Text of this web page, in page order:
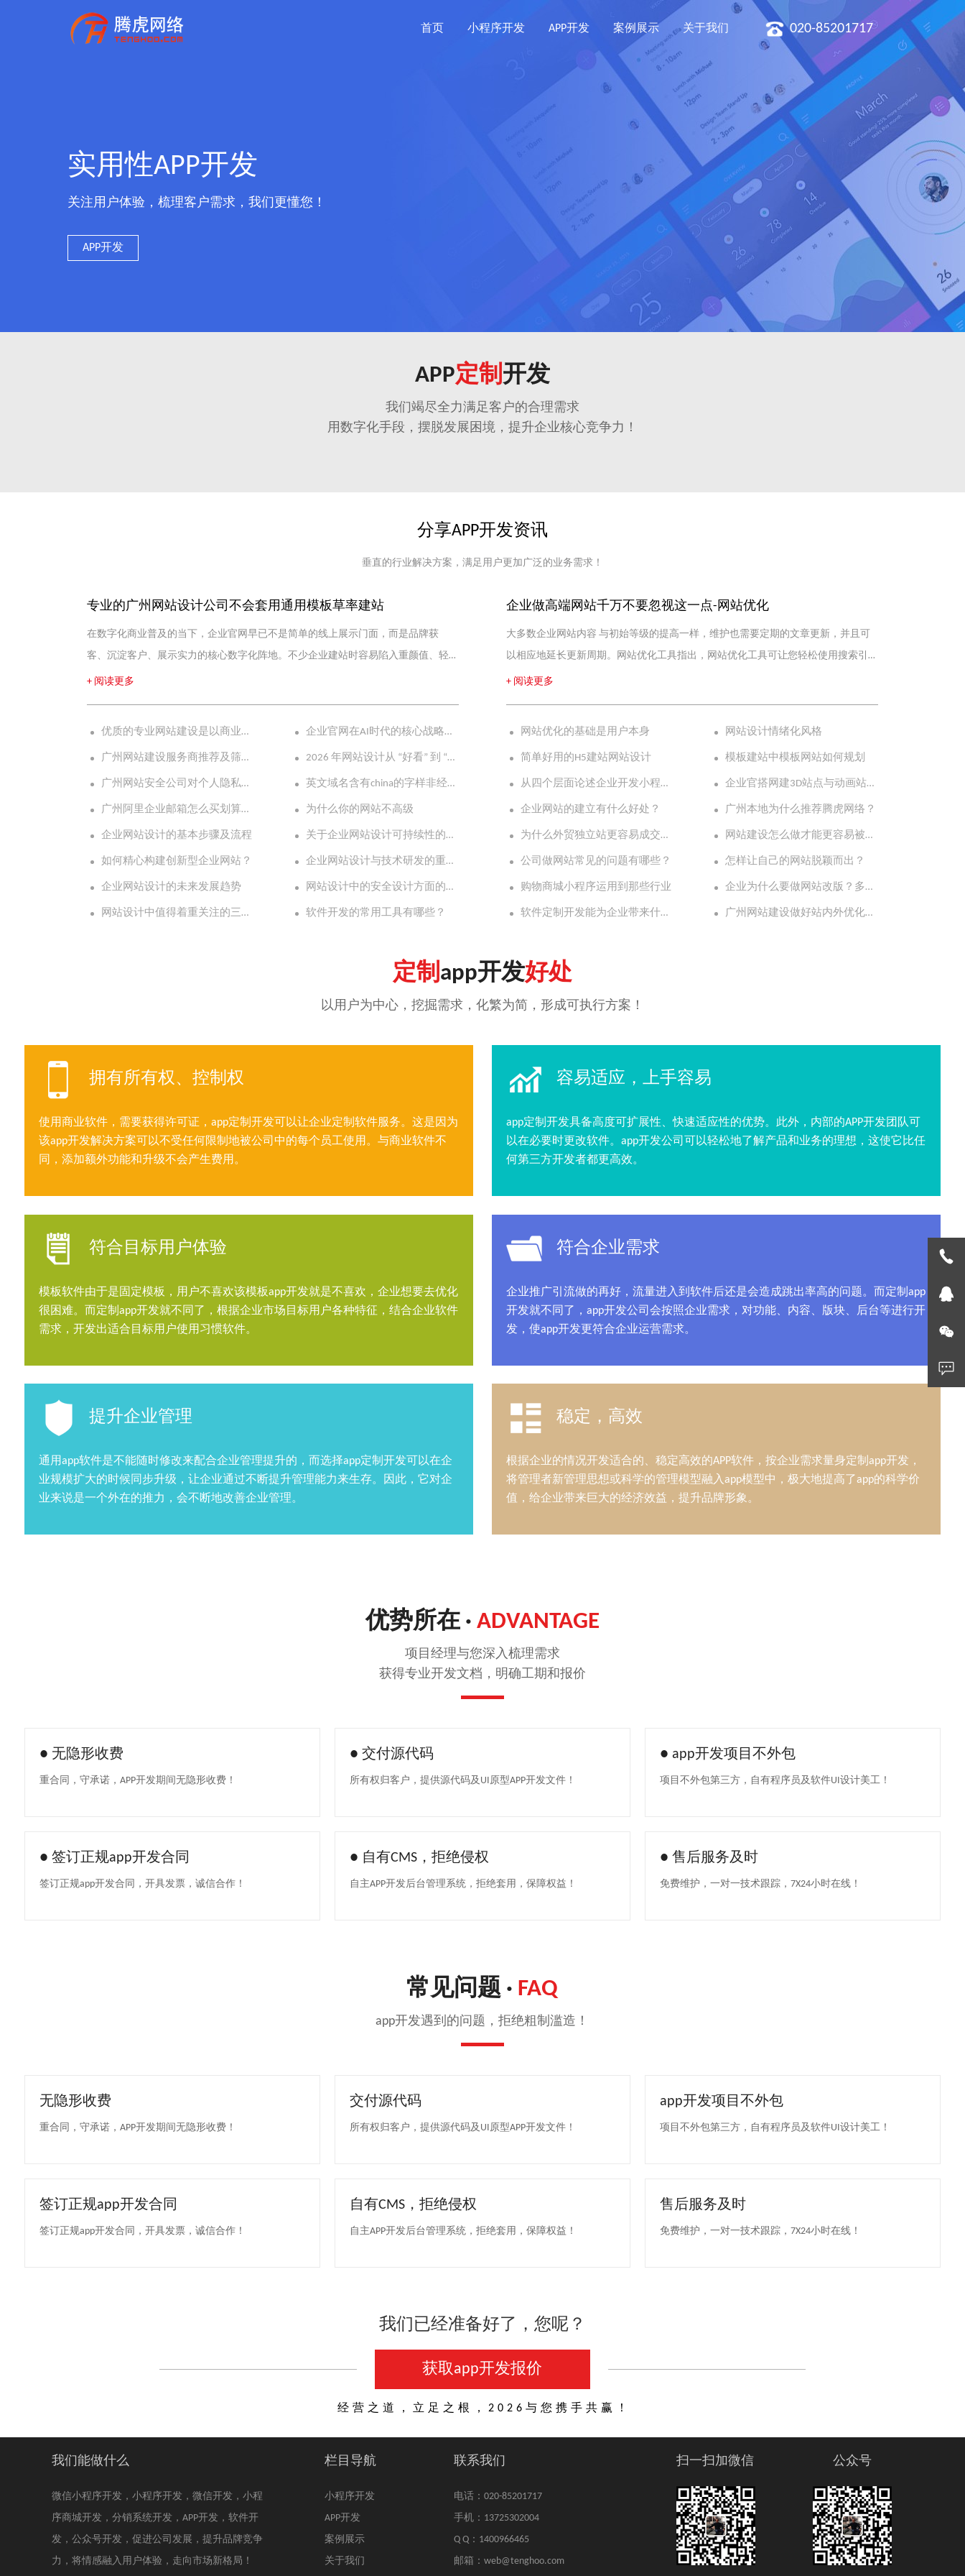
020-85201717
首页 小程序开发 APP开发 案例展示 关于我们
实用性APP开发
关注用户体验，梳理客户需求，我们更懂您！
APP开发
APP定制开发
我们竭尽全力满足客户的合理需求
用数字化手段，摆脱发展困境，提升企业核心竞争力！
分享APP开发资讯
垂直的行业解决方案，满足用户更加广泛的业务需求！
专业的广州网站设计公司不会套用通用模板草率建站
在数字化商业普及的当下，企业官网早已不是简单的线上展示门面，而是品牌获
客、沉淀客户、展示实力的核心数字化阵地。不少企业建站时容易陷入重颜值、轻
实用的误区，导致网站上线后流量低、无转化、难运营。想要搭建适配企业发展、
也是企业建站最核心的干货要点。
+ 阅读更多
优质的专业网站建设是以商业落地为核心，兼顾美观、技术、SEO与用户体验 企业官网在AI时代的核心战略资产
广州网站建设服务商推荐及筛选指南 2026 年网站设计从 “好看” 到 “好用” 的转型
广州网站安全公司对个人隐私保护措施 英文域名含有china的字样非经允许不可注册
广州阿里企业邮箱怎么买划算？省钱技巧和注意事项 为什么你的网站不高级
企业网站设计的基本步骤及流程 关于企业网站设计可持续性的讨论
如何精心构建创新型企业网站？ 企业网站设计与技术研发的重要注意事项
企业网站设计的未来发展趋势 网站设计中的安全设计方面的重要建议
网站设计中值得着重关注的三大要素 软件开发的常用工具有哪些？
企业做高端网站千万不要忽视这一点-网站优化
大多数企业网站内容 与初始等级的提高一样，维护也需要定期的文章更新，并且可
以相应地延长更新周期。网站优化工具指出，网站优化工具可让您轻松使用搜索引
擎为网站编制索引，都喜欢这种“撑门面”的网站，希望别人能够被网站的界面所吸
+ 阅读更多
网站优化的基础是用户本身 网站设计情绪化风格
简单好用的H5建站网站设计 模板建站中模板网站如何规划
从四个层面论述企业开发小程序的重要性 企业官搭网建3D站点与动画站点有其必要性
企业网站的建立有什么好处？ 广州本地为什么推荐腾虎网络？
为什么外贸独立站更容易成交客户？ 网站建设怎么做才能更容易被百度收录？
公司做网站常见的问题有哪些？ 怎样让自己的网站脱颖而出？
购物商城小程序运用到那些行业 企业为什么要做网站改版？多久改版一次比较合理？
软件定制开发能为企业带来什么好处？ 广州网站建设做好站内外优化页面怎样布局
定制app开发好处
以用户为中心，挖掘需求，化繁为简，形成可执行方案！
拥有所有权、控制权
使用商业软件，需要获得许可证，app定制开发可以让企业定制软件服务。这是因为
该app开发解决方案可以不受任何限制地被公司中的每个员工使用。与商业软件不
同，添加额外功能和升级不会产生费用。
容易适应，上手容易
app定制开发具备高度可扩展性、快速适应性的优势。此外，内部的APP开发团队可
以在必要时更改软件。app开发公司可以轻松地了解产品和业务的理想，这使它比任
何第三方开发者都更高效。
符合目标用户体验
模板软件由于是固定模板，用户不喜欢该模板app开发就是不喜欢，企业想要去优化
很困难。而定制app开发就不同了，根据企业市场目标用户各种特征，结合企业软件
需求，开发出适合目标用户使用习惯软件。
符合企业需求
企业推广引流做的再好，流量进入到软件后还是会造成跳出率高的问题。而定制app
开发就不同了，app开发公司会按照企业需求，对功能、内容、版块、后台等进行开
发，使app开发更符合企业运营需求。
提升企业管理
通用app软件是不能随时修改来配合企业管理提升的，而选择app定制开发可以在企
业规模扩大的时候同步升级，让企业通过不断提升管理能力来生存。因此，它对企
业来说是一个外在的推力，会不断地改善企业管理。
稳定，高效
根据企业的情况开发适合的、稳定高效的APP软件，按企业需求量身定制app开发，
将管理者新管理思想或科学的管理模型融入app模型中，极大地提高了app的科学价
值，给企业带来巨大的经济效益，提升品牌形象。
优势所在 · ADVANTAGE
项目经理与您深入梳理需求
获得专业开发文档，明确工期和报价
● 无隐形收费
重合同，守承诺，APP开发期间无隐形收费！
● 交付源代码
所有权归客户，提供源代码及UI原型APP开发文件！
● app开发项目不外包
项目不外包第三方，自有程序员及软件UI设计美工！
● 签订正规app开发合同
签订正规app开发合同，开具发票，诚信合作！
● 自有CMS，拒绝侵权
自主APP开发后台管理系统，拒绝套用，保障权益！
● 售后服务及时
免费维护，一对一技术跟踪，7X24小时在线！
常见问题 · FAQ
app开发遇到的问题，拒绝粗制滥造！
无隐形收费
重合同，守承诺，APP开发期间无隐形收费！
交付源代码
所有权归客户，提供源代码及UI原型APP开发文件！
app开发项目不外包
项目不外包第三方，自有程序员及软件UI设计美工！
签订正规app开发合同
签订正规app开发合同，开具发票，诚信合作！
自有CMS，拒绝侵权
自主APP开发后台管理系统，拒绝套用，保障权益！
售后服务及时
免费维护，一对一技术跟踪，7X24小时在线！
我们已经准备好了，您呢？
获取app开发报价
经营之道，立足之根，2026与您携手共赢！
我们能做什么
微信小程序开发，小程序开发，微信开发，小程
序商城开发，分销系统开发，APP开发，软件开
发，公众号开发，促进公司发展，提升品牌竞争
力，将情感融入用户体验，走向市场新格局！
栏目导航
小程序开发
APP开发
案例展示
关于我们
联系我们
电话：020-85201717
手机：13725302004
Q Q：1400966465
邮箱：web@tenghoo.com
扫一扫加微信 公众号